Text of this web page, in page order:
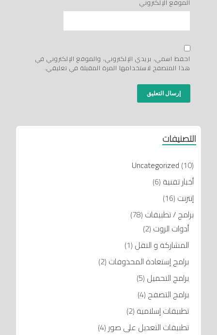
الموقع الإلكتروني
احفظ اسمي، بريدي الإلكتروني، والموقع الإلكتروني في
هذا المتصفح لاستخدامها المرة المقبلة في تعليقي.
التصنيفات
Uncategorized (10)
أخبار تقنية (6)
إنترنت (16)
برامج / تطبيقات (78)
أدوات الروت (2)
المشاركة و النقل (1)
برامج إستعادة المحذوفات (2)
برامج التحميل (5)
برامج التصفح (4)
تطبيقات إسلامية (2)
تطبيقات التعديل على صور (4)